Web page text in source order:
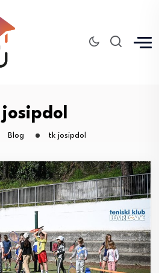
Blog tk josipdol